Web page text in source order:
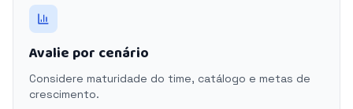
Avalie por cenário
Considere maturidade do time, catálogo e metas de
crescimento.